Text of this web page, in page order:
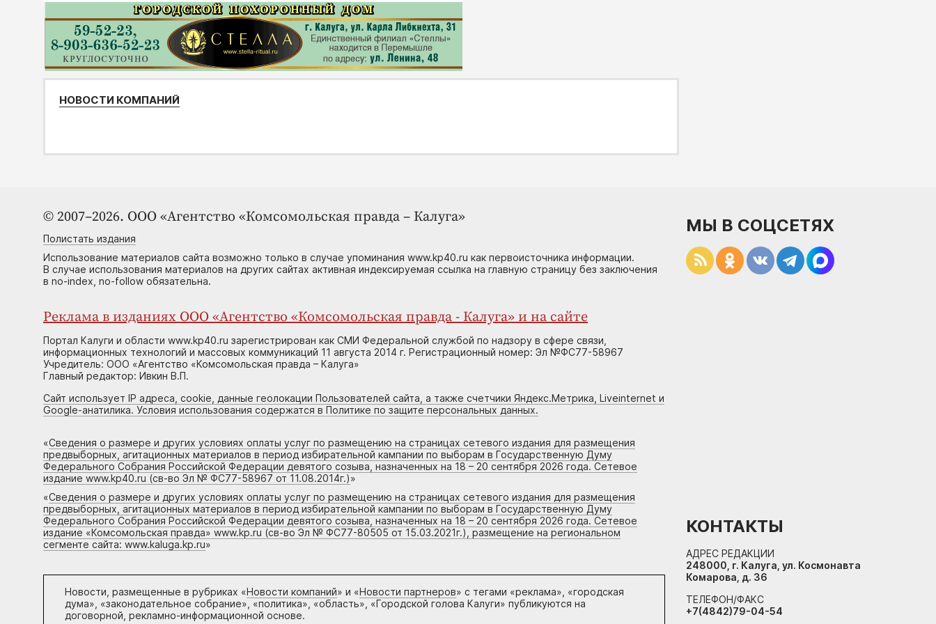
НОВОСТИ КОМПАНИЙ
© 2007–2026. ООО «Агентство «Комсомольская правда – Калуга»
Полистать издания
Использование материалов сайта возможно только в случае упоминания www.kp40.ru как первоисточника информации.
В случае использования материалов на других сайтах активная индексируемая ссылка на главную страницу без заключения
в no-index, no-follow обязательна.
Реклама в изданиях ООО «Агентство «Комсомольская правда - Калуга» и на сайте
Портал Калуги и области www.kp40.ru зарегистрирован как СМИ Федеральной службой по надзору в сфере связи,
информационных технологий и массовых коммуникаций 11 августа 2014 г. Регистрационный номер: Эл №ФС77-58967
Учредитель: ООО «Агентство «Комсомольская правда – Калуга»
Главный редактор: Ивкин В.П.
Сайт использует IP адреса, cookie, данные геолокации Пользователей сайта, а также счетчики Яндекс.Метрика, Liveinternet и
Google-анатилика. Условия использования содержатся в Политике по защите персональных данных.
«Сведения о размере и других условиях оплаты услуг по размещению на страницах сетевого издания для размещения
предвыборных, агитационных материалов в период избирательной кампании по выборам в Государственную Думу
Федерального Собрания Российской Федерации девятого созыва, назначенных на 18 – 20 сентября 2026 года. Сетевое
издание www.kp40.ru (св-во Эл № ФС77-58967 от 11.08.2014г.)»
«Сведения о размере и других условиях оплаты услуг по размещению на страницах сетевого издания для размещения
предвыборных, агитационных материалов в период избирательной кампании по выборам в Государственную Думу
Федерального Собрания Российской Федерации девятого созыва, назначенных на 18 – 20 сентября 2026 года. Сетевое
издание «Комсомольская правда» www.kp.ru (св-во Эл № ФС77-80505 от 15.03.2021г.), размещение на региональном
сегменте сайта: www.kaluga.kp.ru»
Новости, размещенные в рубриках «Новости компаний» и «Новости партнеров» с тегами «реклама», «городская
дума», «законодательное собрание», «политика», «область», «Городской голова Калуги» публикуются на
договорной, рекламно-информационной основе.
МЫ В СОЦСЕТЯХ
КОНТАКТЫ
АДРЕС РЕДАКЦИИ
248000, г. Калуга, ул. Космонавта
Комарова, д. 36
ТЕЛЕФОН/ФАКС
+7(4842)79-04-54